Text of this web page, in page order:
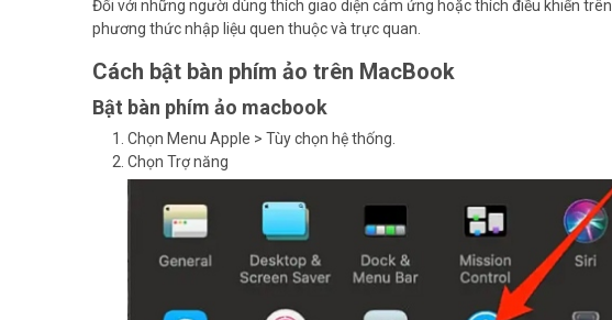
Đối với những người dùng thích giao diện cảm ứng hoặc thích điều khiển trên
phương thức nhập liệu quen thuộc và trực quan.
Cách bật bàn phím ảo trên MacBook
Bật bàn phím ảo macbook
Chọn Menu Apple > Tùy chọn hệ thống.
Chọn Trợ năng